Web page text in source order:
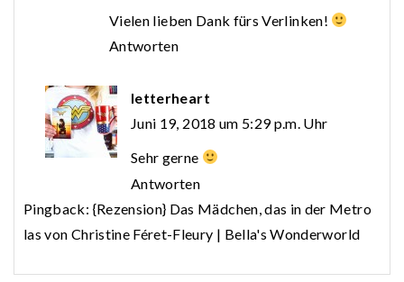
Vielen lieben Dank fürs Verlinken!
Antworten
letterheart
Juni 19, 2018 um 5:29 p.m. Uhr
Sehr gerne
Antworten
Pingback: {Rezension} Das Mädchen, das in der Metro
las von Christine Féret-Fleury | Bella's Wonderworld